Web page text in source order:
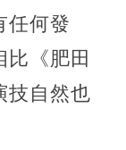
任何發
《肥田
技自然也